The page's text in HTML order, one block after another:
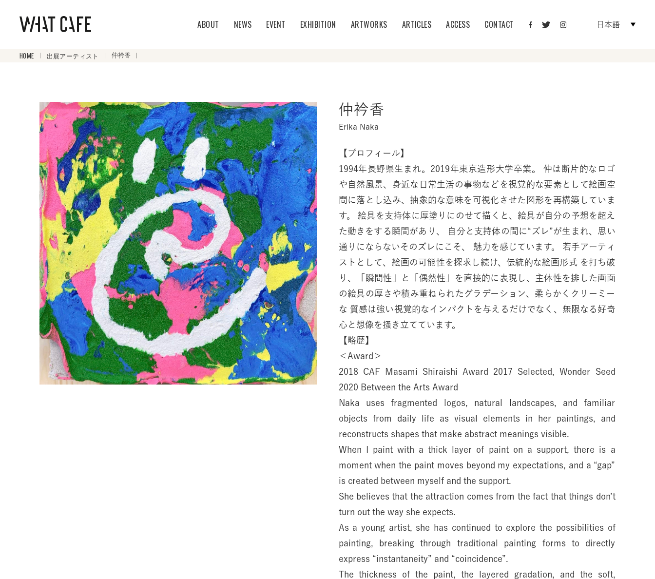
ABOUT NEWS EVENT EXHIBITION ARTWORKS ARTICLES ACCESS CONTACT 日本語
HOME 出展アーティスト 仲衿香
仲衿香
Erika Naka
【プロフィール】
1994年長野県生まれ。2019年東京造形大学卒業。 仲は断片的なロゴ
や自然風景、身近な日常生活の事物などを視覚的な要素として絵画空
間に落とし込み、抽象的な意味を可視化させた図形を再構築していま
す。 絵具を支持体に厚塗りにのせて描くと、絵具が自分の予想を超え
た動きをする瞬間があり、 自分と支持体の間に“ズレ”が生まれ、思い
通りにならないそのズレにこそ、 魅力を感じています。 若手アーティ
ストとして、絵画の可能性を探求し続け、伝統的な絵画形式 を打ち破
り、「瞬間性」と「偶然性」を直接的に表現し、主体性を排した画面
の絵具の厚さや積み重ねられたグラデーション、柔らかくクリーミー
な 質感は強い視覚的なインパクトを与えるだけでなく、無限なる好奇
心と想像を掻き立てています。
【略歴】
＜Award＞
2018 CAF Masami Shiraishi Award 2017 Selected, Wonder Seed
2020 Between the Arts Award
Naka uses fragmented logos, natural landscapes, and familiar
objects from daily life as visual elements in her paintings, and
reconstructs shapes that make abstract meanings visible.
When I paint with a thick layer of paint on a support, there is a
moment when the paint moves beyond my expectations, and a “gap”
is created between myself and the support.
She believes that the attraction comes from the fact that things don’t
turn out the way she expects.
As a young artist, she has continued to explore the possibilities of
painting, breaking through traditional painting forms to directly
express “instantaneity” and “coincidence”.
The thickness of the paint, the layered gradation, and the soft,